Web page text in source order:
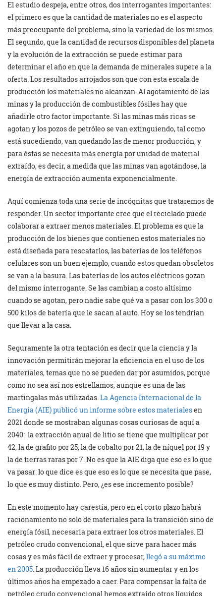
El estudio despeja, entre otros, dos interrogantes importantes:
el primero es que la cantidad de materiales no es el aspecto
más preocupante del problema, sino la variedad de los mismos.
El segundo, que la cantidad de recursos disponibles del planeta
y la evolución de la extracción se puede estimar para
determinar el año en que la demanda de minerales supere a la
oferta. Los resultados arrojados son que con esta escala de
producción los materiales no alcanzan. Al agotamiento de las
minas y la producción de combustibles fósiles hay que
añadirle otro factor importante. Si las minas más ricas se
agotan y los pozos de petróleo se van extinguiendo, tal como
está sucediendo, van quedando las de menor producción, y
para éstas se necesita más energía por unidad de material
extraído, es decir, a medida que las minas van agotándose, la
energía de extracción aumenta exponencialmente.
Aquí comienza toda una serie de incógnitas que trataremos de
responder. Un sector importante cree que el reciclado puede
colaborar a extraer menos materiales. El problema es que la
producción de los bienes que contienen estos materiales no
está diseñada para rescatarlos, las baterías de los teléfonos
celulares son un buen ejemplo, cuando estos quedan obsoletos
se van a la basura. Las baterías de los autos eléctricos gozan
del mismo interrogante. Se las cambian a costo altísimo
cuando se agotan, pero nadie sabe qué va a pasar con los 300 o
500 kilos de batería que le sacan al auto. Hoy se los tendrían
que llevar a la casa.
Seguramente la otra tentación es decir que la ciencia y la
innovación permitirán mejorar la eficiencia en el uso de los
materiales, temas que no se pueden dar por asumidos, porque
como no sea así nos estrellamos, aunque es una de las
martingalas más utilizadas. La Agencia Internacional de la
Energía (AIE) publicó un informe sobre estos materialesen
2021 donde se mostraban algunas cosas curiosas de aquí a
2040: la extracción anual de litio se tiene que multiplicar por
42, la de grafito por 25, la de cobalto por 21, la de níquel por 19 y
la de tierras raras por 7. No es que la AIE diga que eso es lo que
va pasar: lo que dice es que eso es lo que se necesita que pase,
lo que es muy distinto. Pero, ¿es ese incremento posible?
En este momento hay carestía, pero en el corto plazo habrá
racionamiento no solo de materiales para la transición sino de
energía fósil, necesaria para extraer los otros materiales. El
petróleo crudo convencional, el que sirve para hacer más
cosas y es más fácil de extraer y procesar,llegó a su máximo
en 2005 . La producción lleva 16 años sin aumentar y en los
últimos años ha empezado a caer. Para compensar la falta de
petróleo crudo convencional hemos extraído otros líquidos